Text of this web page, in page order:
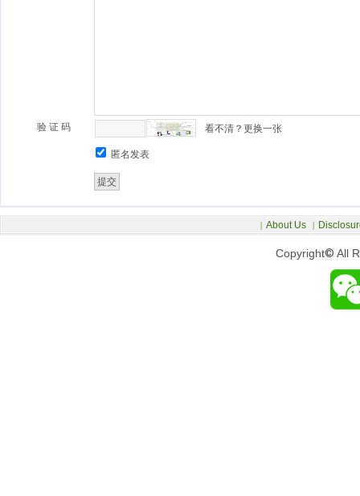
验 证 码 看不清？更换一张
匿名发表
Copyright© All
| About Us |